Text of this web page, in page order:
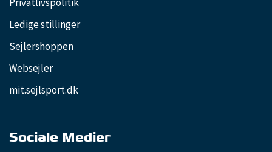
Ledige stillinger
Sejlershoppen
Websejler
mit.sejlsport.dk
Sociale Medier